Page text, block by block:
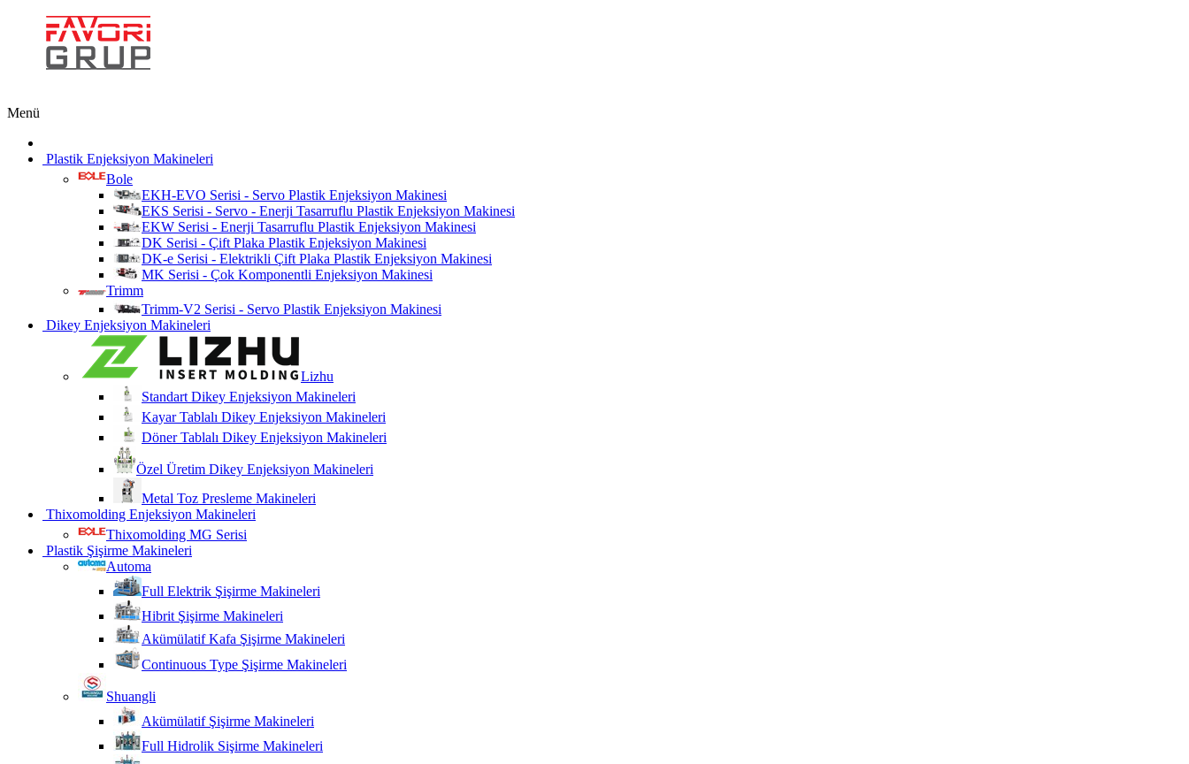
Menü
Plastik Enjeksiyon Makineleri
Bole
EKH-EVO Serisi - Servo Plastik Enjeksiyon Makinesi
EKS Serisi - Servo - Enerji Tasarruflu Plastik Enjeksiyon Makinesi
EKW Serisi - Enerji Tasarruflu Plastik Enjeksiyon Makinesi
DK Serisi - Çift Plaka Plastik Enjeksiyon Makinesi
DK-e Serisi - Elektrikli Çift Plaka Plastik Enjeksiyon Makinesi
MK Serisi - Çok Komponentli Enjeksiyon Makinesi
Trimm
Trimm-V2 Serisi - Servo Plastik Enjeksiyon Makinesi
Dikey Enjeksiyon Makineleri
Lizhu
Standart Dikey Enjeksiyon Makineleri
Kayar Tablalı Dikey Enjeksiyon Makineleri
Döner Tablalı Dikey Enjeksiyon Makineleri
Özel Üretim Dikey Enjeksiyon Makineleri
Metal Toz Presleme Makineleri
Thixomolding Enjeksiyon Makineleri
Thixomolding MG Serisi
Plastik Şişirme Makineleri
Automa
Full Elektrik Şişirme Makineleri
Hibrit Şişirme Makineleri
Akümülatif Kafa Şişirme Makineleri
Continuous Type Şişirme Makineleri
Shuangli
Akümülatif Şişirme Makineleri
Full Hidrolik Sişirme Makineleri